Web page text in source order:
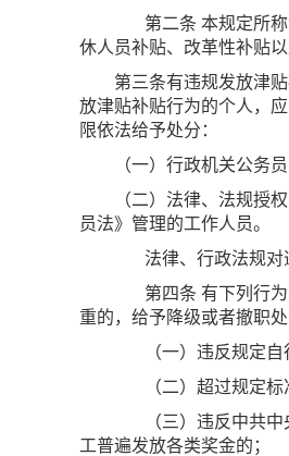
第二条 本规定所
休人员补贴、改革性补贴
第三条有违规发放津
放津贴补贴行为的个人，
限依法给予处分：
（一）行政机关公务
（二）法律、法规授
员法》管理的工作人员。
法律、行政法规对
第四条 有下列行
重的，给予降级或者撤职
（一）违反规定自
（二）超过规定标
（三）违反中共中央
工普遍发放各类奖金的；